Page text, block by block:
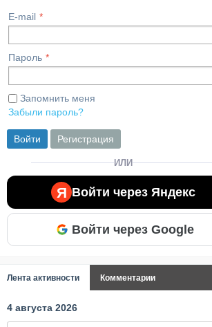
E-mail
Пароль
Запомнить меня
Забыли пароль?
Войти Регистрация
ИЛИ
Я Войти через Яндекс
Войти через Google
Лента активности Комментарии
4 августа 2026